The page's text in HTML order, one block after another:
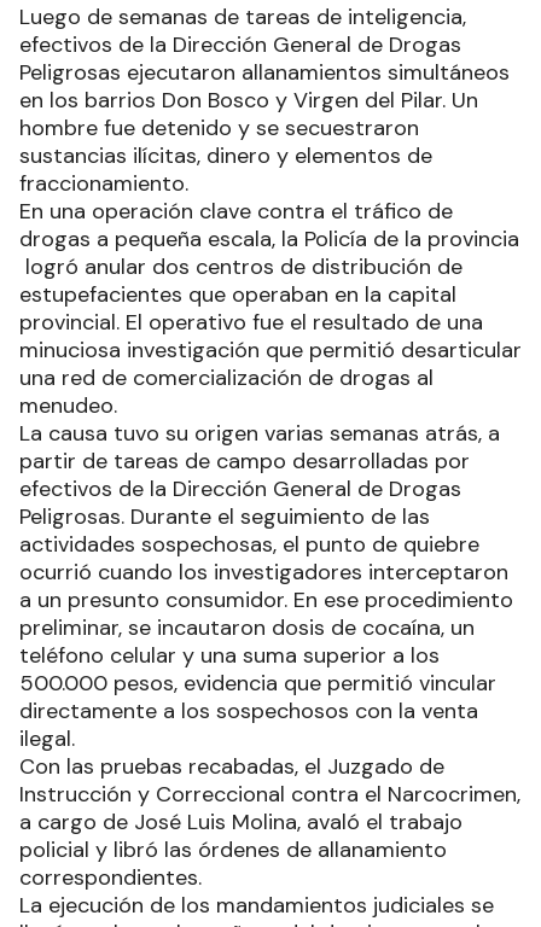
Luego de semanas de tareas de inteligencia,
efectivos de la Dirección General de Drogas
Peligrosas ejecutaron allanamientos simultáneos
en los barrios Don Bosco y Virgen del Pilar. Un
hombre fue detenido y se secuestraron
sustancias ilícitas, dinero y elementos de
fraccionamiento.
En una operación clave contra el tráfico de
drogas a pequeña escala, la Policía de la provincia
logró anular dos centros de distribución de
estupefacientes que operaban en la capital
provincial. El operativo fue el resultado de una
minuciosa investigación que permitió desarticular
una red de comercialización de drogas al
menudeo.
La causa tuvo su origen varias semanas atrás, a
partir de tareas de campo desarrolladas por
efectivos de la Dirección General de Drogas
Peligrosas. Durante el seguimiento de las
actividades sospechosas, el punto de quiebre
ocurrió cuando los investigadores interceptaron
a un presunto consumidor. En ese procedimiento
preliminar, se incautaron dosis de cocaína, un
teléfono celular y una suma superior a los
500.000 pesos, evidencia que permitió vincular
directamente a los sospechosos con la venta
ilegal.
Con las pruebas recabadas, el Juzgado de
Instrucción y Correccional contra el Narcocrimen,
a cargo de José Luis Molina, avaló el trabajo
policial y libró las órdenes de allanamiento
correspondientes.
La ejecución de los mandamientos judiciales se